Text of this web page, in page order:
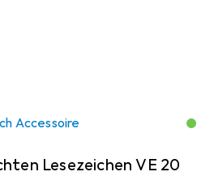
Accessoire
Lesezeichen VE 20